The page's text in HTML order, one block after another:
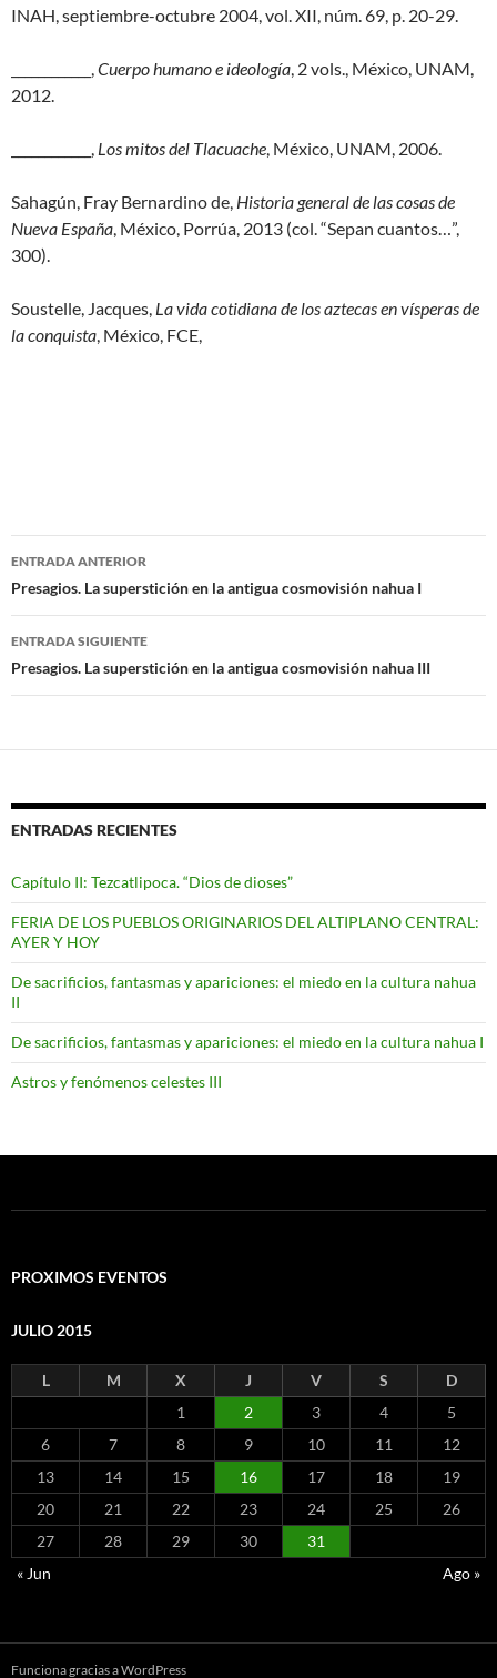
INAH, septiembre-octubre 2004, vol. XII, núm. 69, p. 20-29.
Cuerpo humano e ideología , 2 vols., México, UNAM,
2012.
Los mitos del Tlacuache , México, UNAM, 2006.
Sahagún, Fray Bernardino de, Historia general de las cosas de
Nueva España , México, Porrúa, 2013 (col. “Sepan cuantos…”,
300).
Soustelle, Jacques, La vida cotidiana de los aztecas en vísperas de
la conquista , México, FCE,
Navegación
de
entradas
ENTRADA ANTERIOR
Presagios. La superstición en la antigua cosmovisión nahua I
ENTRADA SIGUIENTE
Presagios. La superstición en la antigua cosmovisión nahua III
ENTRADAS RECIENTES
Capítulo II: Tezcatlipoca. “Dios de dioses”
FERIA DE LOS PUEBLOS ORIGINARIOS DEL ALTIPLANO CENTRAL:
AYER Y HOY
De sacrificios, fantasmas y apariciones: el miedo en la cultura nahua
II
De sacrificios, fantasmas y apariciones: el miedo en la cultura nahua I
Astros y fenómenos celestes III
PROXIMOS EVENTOS
JULIO 2015
L M X J V S
D
1
2 3 4
5
6
7 8 9 10 11
12
13
14 15 16 17 18
19
20
21 22 23 24 25
26
27
28 29 30
31
« Jun
Ago »
Funciona gracias a WordPress